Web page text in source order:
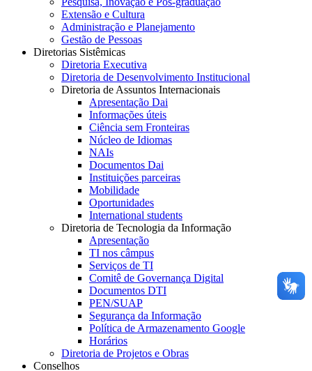
Extensão e Cultura
Administração e Planejamento
Gestão de Pessoas
Diretorias Sistêmicas
Diretoria Executiva
Diretoria de Desenvolvimento Institucional
Diretoria de Assuntos Internacionais
Apresentação Dai
Informações úteis
Ciência sem Fronteiras
Núcleo de Idiomas
NAIs
Documentos Dai
Instituições parceiras
Mobilidade
Oportunidades
International students
Diretoria de Tecnologia da Informação
Apresentação
TI nos câmpus
Serviços de TI
Comitê de Governança Digital
Documentos DTI
PEN/SUAP
Segurança da Informação
Política de Armazenamento Google
Horários
Diretoria de Projetos e Obras
Conselhos